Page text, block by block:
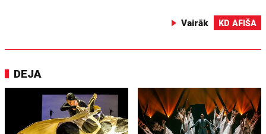
Vairāk KD AFIŠA
DEJA